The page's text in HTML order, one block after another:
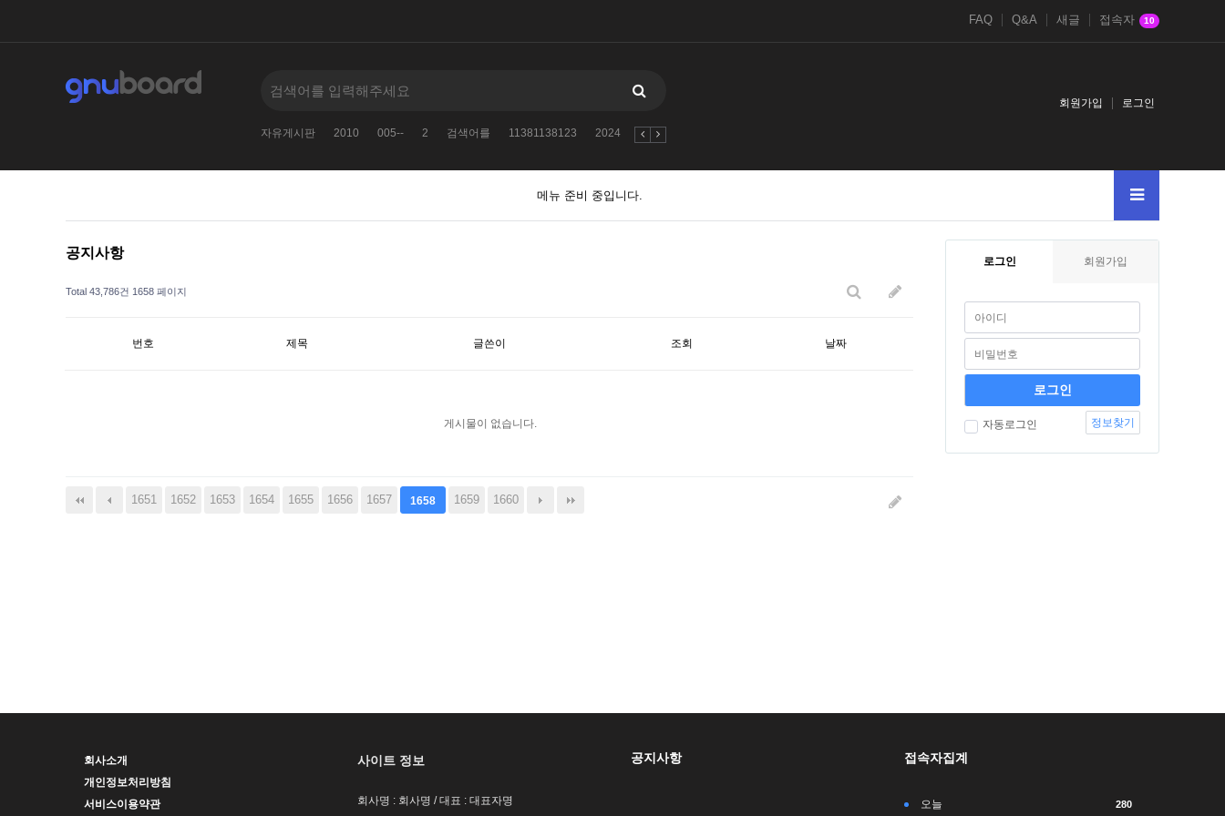
FAQ Q&A 새글 접속자 10
자유게시판 2010 005-- 2 검색어를 11381138123 2024 자유게시판
회원가입 로그인
메뉴 준비 중입니다.
공지사항
Total 43,786건 1658 페이지
번호 제목 글쓴이 조회 날짜
게시물이 없습니다.
1651 1652 1653 1654 1655 1656 1657 1658 1659 1660
다음 맨끝
로그인 회원가입
자동로그인 정보찾기
회사소개
개인정보처리방침
서비스이용약관
사이트 정보
회사명 : 회사명 / 대표 : 대표자명
공지사항 접속자집계
오늘 280